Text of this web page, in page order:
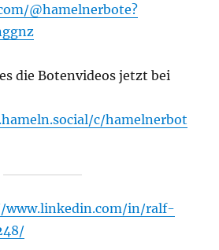
@hamelnerbote?
die Botenvideos jetzt bei
c/hamelnerbot
in/ralf-